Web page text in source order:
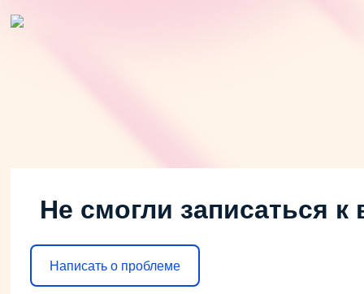
Не смогли записаться к
Написать о проблеме